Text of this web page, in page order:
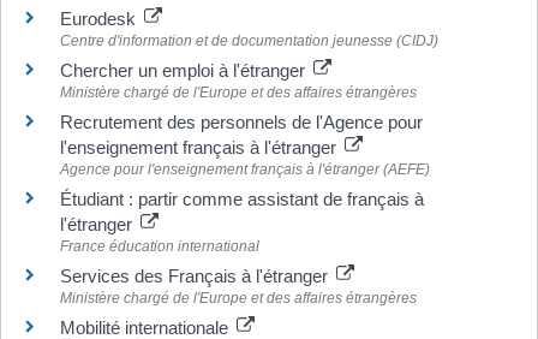
Eurodesk
Centre d'information et de documentation jeunesse (CIDJ)
Chercher un emploi à l'étranger
Ministère chargé de l'Europe et des affaires étrangères
Recrutement des personnels de l'Agence pour
l'enseignement français à l'étranger
Agence pour l'enseignement français à l'étranger (AEFE)
Étudiant : partir comme assistant de français à
l'étranger
France éducation international
Services des Français à l'étranger
Ministère chargé de l'Europe et des affaires étrangères
Mobilité internationale